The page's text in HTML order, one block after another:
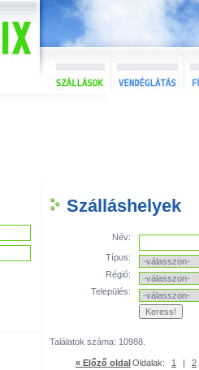
Szálláshelyek
Név:
Típus:
Régió:
Település:
Találatok száma: 10988.
« Előző oldalOldalak: 1 | 2